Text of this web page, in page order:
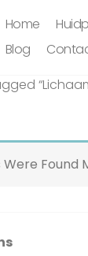
Home
Blog
Found